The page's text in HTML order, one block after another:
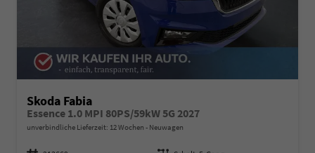
Skoda Fabia
Essence 1.0 MPI 80PS/59kW 5G 2027
unverbindliche Lieferzeit: 12 Wochen Neuwagen